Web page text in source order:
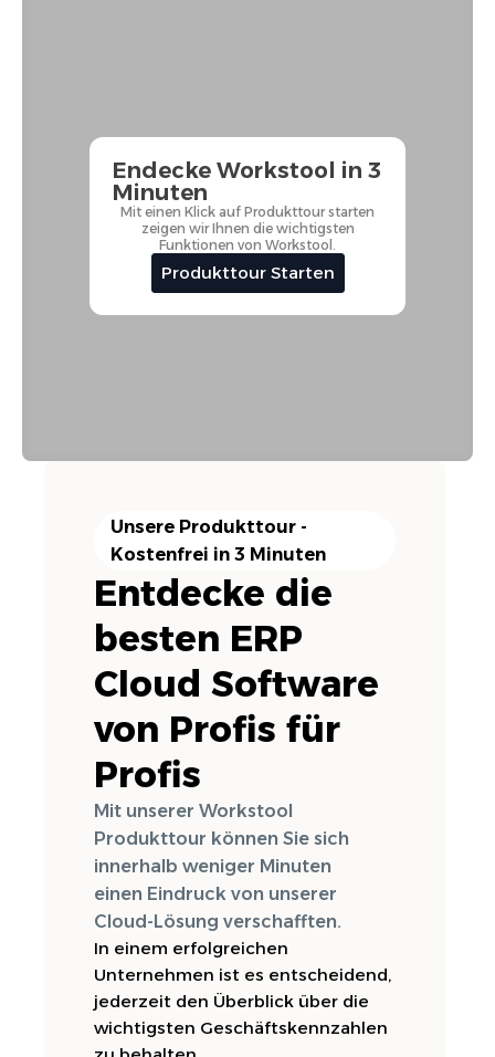
Endecke Workstool in 3
Minuten
Mit einen Klick auf Produkttour starten
zeigen wir Ihnen die wichtigsten
Funktionen von Workstool.
Produkttour Starten
Unsere Produkttour -
Kostenfrei in 3 Minuten
Entdecke die
besten ERP
Cloud Software
von Profis für
Profis
Mit unserer Workstool
Produkttour können Sie sich
innerhalb weniger Minuten
einen Eindruck von unserer
Cloud-Lösung verschafften.
In einem erfolgreichen
Unternehmen ist es entscheidend,
jederzeit den Überblick über die
wichtigsten Geschäftskennzahlen